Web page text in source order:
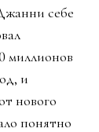
себе
миллионов
и
нового
понятно